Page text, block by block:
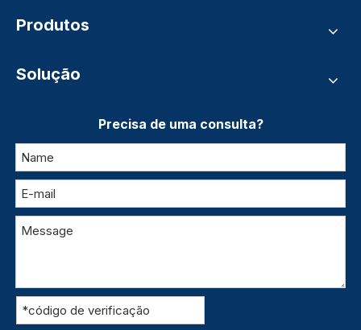
Produtos
Solução
Precisa de uma consulta?